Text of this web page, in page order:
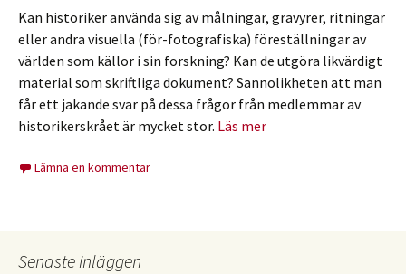
Kan historiker använda sig av målningar, gravyrer, ritningar
eller andra visuella (för-fotografiska) föreställningar av
världen som källor i sin forskning? Kan de utgöra likvärdigt
material som skriftliga dokument? Sannolikheten att man
får ett jakande svar på dessa frågor från medlemmar av
historikerskrået är mycket stor. Läs mer
Lämna en kommentar
Senaste inläggen